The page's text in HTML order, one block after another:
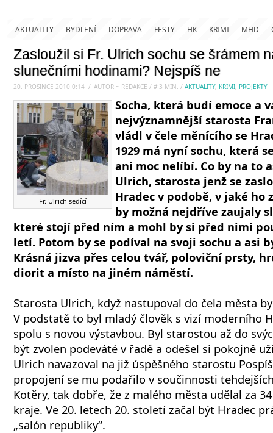
AKTUALITY BYDLENÍ DOPRAVA FESTY HK KRIMI MHD
Zasloužil si Fr. Ulrich sochu se šrámem
slunečními hodinami? Nejspíš ne
20. PROSINCE 2010 0:14 / AUTOR ~ REDAKCE / # 3 MIN. / AKTUALITY, KRIMI, PROJEKTY
Fr. Ulrich sedící
Socha, která budí emoce a
nejvýznamnější starosta
vládl v čele měnícího se
1929 má nyní sochu, která
ani moc nelíbí. Co by na to
Ulrich, starosta jenž se
Hradec v podobě, v jaké ho
by možná nejdříve zaujaly
které stojí před ním a mohl by si před nimi
letí. Potom by se podíval na svoji sochu a asi
Krásná jizva přes celou tvář, poloviční prsty,
diorit a místo na jiném náměstí.
Starosta Ulrich, když nastupoval do čela města
V podstatě to byl mladý člověk s vizí moderního
spolu s novou výstavbou. Byl starostou až do
být zvolen podeváté v řadě a odešel si pokojně
Ulrich navazoval na již úspěšného starostu
propojení se mu podařilo v součinnosti
Kotěry, tak dobře, že z malého města udělal za
kraje. Ve 20. letech 20. století začal být Hradec
„salón republiky“.